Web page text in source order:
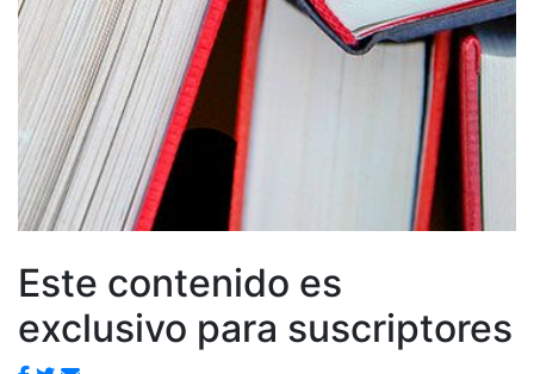
Este contenido es
exclusivo para suscriptores